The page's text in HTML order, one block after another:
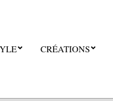
CRÉATIONS